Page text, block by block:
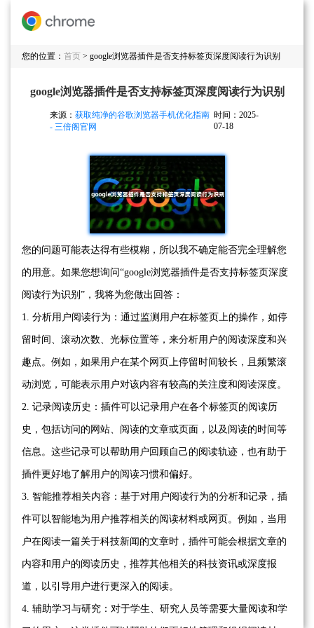
您的位置： 首页 > google浏览器插件是否支持标签页深度阅读行为识别
google浏览器插件是否支持标签页深度阅读行为识别
来源： 获取纯净的谷歌浏览器手机优化指南
- 三倍阁官网
时间：2025-
07-18
您的问题可能表达得有些模糊，所以我不确定能否完全理解您
的用意。如果您想询问“google浏览器插件是否支持标签页深度
阅读行为识别”，我将为您做出回答：
1. 分析用户阅读行为：通过监测用户在标签页上的操作，如停
留时间、滚动次数、光标位置等，来分析用户的阅读深度和兴
趣点。例如，如果用户在某个网页上停留时间较长，且频繁滚
动浏览，可能表示用户对该内容有较高的关注度和阅读深度。
2. 记录阅读历史：插件可以记录用户在各个标签页的阅读历
史，包括访问的网站、阅读的文章或页面，以及阅读的时间等
信息。这些记录可以帮助用户回顾自己的阅读轨迹，也有助于
插件更好地了解用户的阅读习惯和偏好。
3. 智能推荐相关内容：基于对用户阅读行为的分析和记录，插
件可以智能地为用户推荐相关的阅读材料或网页。例如，当用
户在阅读一篇关于科技新闻的文章时，插件可能会根据文章的
内容和用户的阅读历史，推荐其他相关的科技资讯或深度报
道，以引导用户进行更深入的阅读。
4. 辅助学习与研究：对于学生、研究人员等需要大量阅读和学